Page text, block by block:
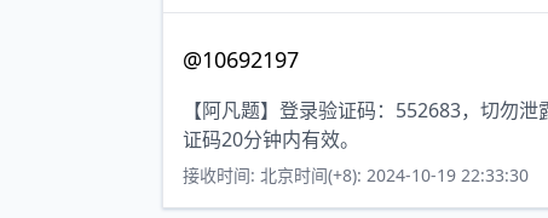
@10692197
【阿凡题】登录验证码：552683，切勿
证码20分钟内有效。
接收时间: 北京时间(+8): 2024-10-19 22:33:30